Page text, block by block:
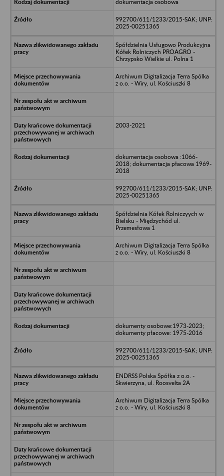
dokumentacja osobowa
992700/611/1233/2015-SAK; UNP:
2025-00251365
Spółdzielnia Usługowo Produkcyjna
Kółek Rolniczych PROAGRO -
Chrzypsko Wielkie ul. Polna 1
Archiwum Digitalizacja Terra Spólka
z o.o. - Wiry, ul. Kościuszki 8
2003-2021
dokumentacja osobowa :1066-
2018; dokumentacja płacowa 1969-
2018
992700/611/1233/2015-SAK; UNP:
2025-00251365
Spółdzielnia Kółek Rolniczyych w
Bielsku - Międzychód ul.
Przemesłowa 1
Archiwum Digitalizacja Terra Spólka
z o.o. - Wiry, ul. Kościuszki 8
dokumenty osobowe:1973-2023;
dokumenty płacowe: 1975-2016
992700/611/1233/2015-SAK; UNP:
2025-00251365
ENDRSS Polska Spółka z o.o. -
Skwierzyna, ul. Roosvelta 2A
Archiwum Digitalizacja Terra Spólka
z o.o. - Wiry, ul. Kościuszki 8